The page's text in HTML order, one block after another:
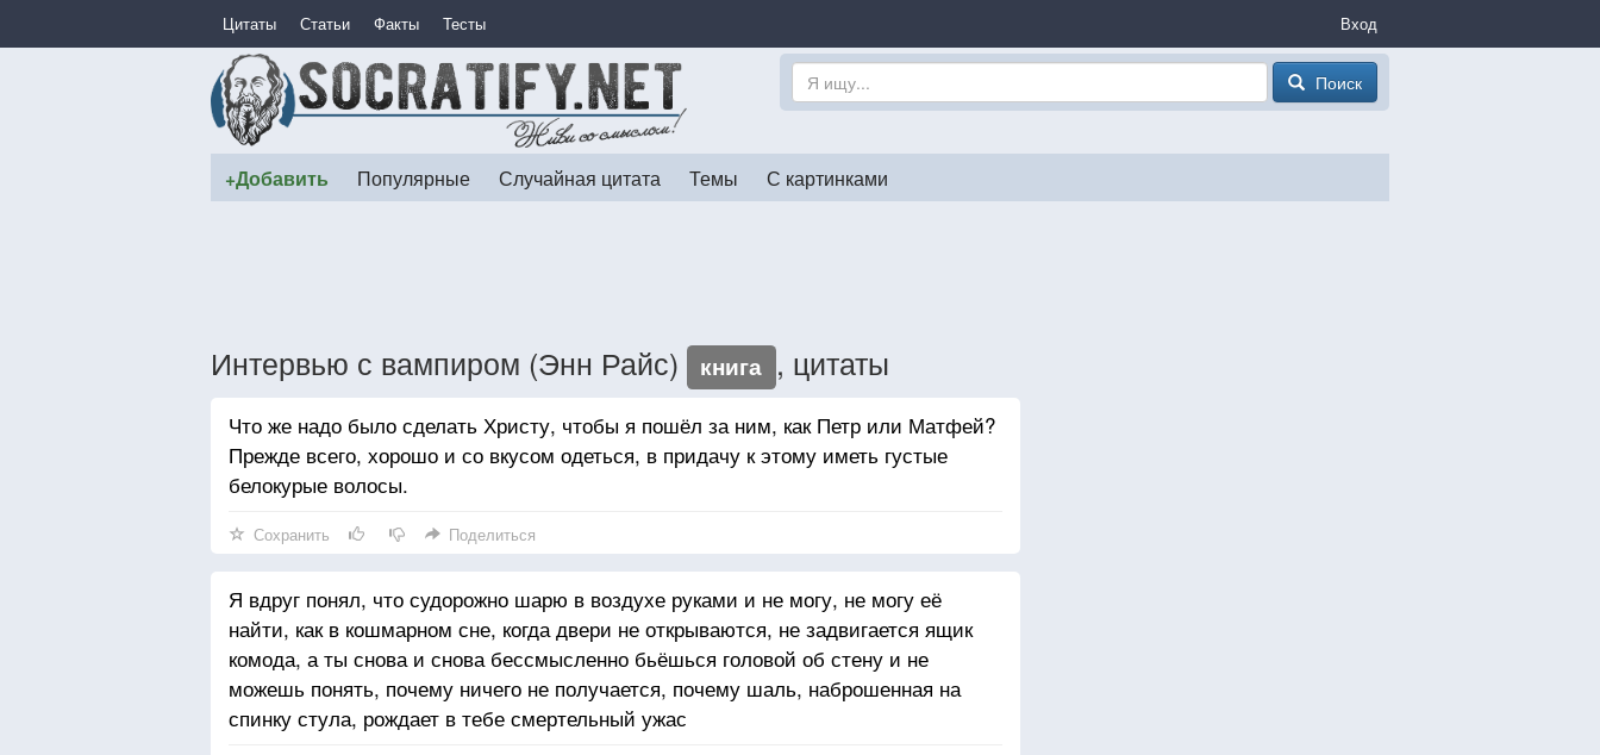
Цитаты Статьи Факты Тесты Вход
Поиск
+Добавить Популярные Случайная цитата Темы С картинками
Интервью с вампиром (Энн Райс) книга , цитаты
Что же надо было сделать Христу, чтобы я пошёл за ним, как Петр или Матфей?
Прежде всего, хорошо и со вкусом одеться, в придачу к этому иметь густые
белокурые волосы.
Сохранить Поделиться
Я вдруг понял, что судорожно шарю в воздухе руками и не могу, не могу её
найти, как в кошмарном сне, когда двери не открываются, не задвигается ящик
комода, а ты снова и снова бессмысленно бьёшься головой об стену и не
можешь понять, почему ничего не получается, почему шаль, наброшенная на
спинку стула, рождает в тебе смертельный ужас